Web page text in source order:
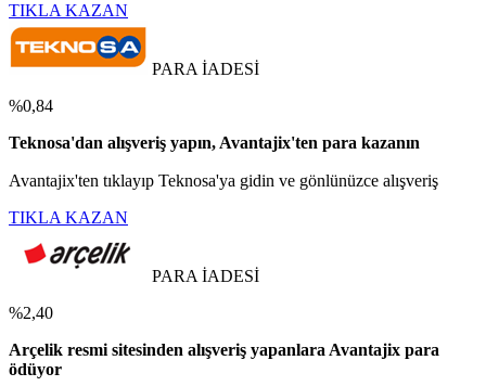
TIKLA KAZAN
PARA İADESİ
%0,84
Teknosa'dan alışveriş yapın, Avantajix'ten para kazanın
Avantajix'ten tıklayıp Teknosa'ya gidin ve gönlünüzce alışveriş
TIKLA KAZAN
PARA İADESİ
%2,40
Arçelik resmi sitesinden alışveriş yapanlara Avantajix para
ödüyor